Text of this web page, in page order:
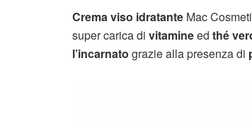
Crema viso idratante Mac
super carica di vitamineed thé
l’incarnato grazie alla presenza di